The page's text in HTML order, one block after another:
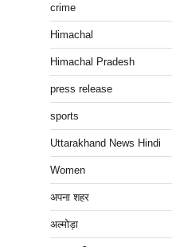
crime
Himachal
Himachal Pradesh
press release
sports
Uttarakhand News Hindi
Women
अपना शहर
अल्मोड़ा